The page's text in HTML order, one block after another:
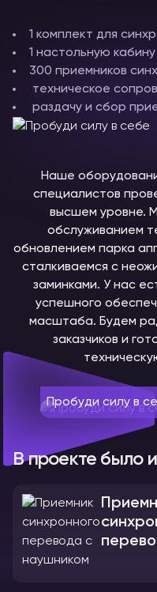
1 комплект для
1 настольную
300 приемников
техническое
раздачу и сбор
Наше
специалистов
высшем уровне.
обслуживанием
обновлением парка
сталкиваемся с
заминками. У нас
успешного
масштаба. Будем
заказчиков и
Пробуди силу в
В проекте было